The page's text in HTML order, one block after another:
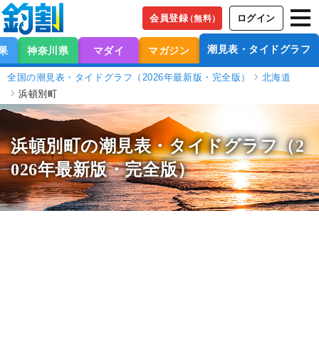
会員登録（無料） ログイン
神奈川県 マダイ マガジン 潮見表・タイドグラフ
全国の潮見表・タイドグラフ（2026年最新版・完全版）
北海道
浜頓別町
浜頓別町の潮見表・タイドグラフ（2
026年最新版・完全版）